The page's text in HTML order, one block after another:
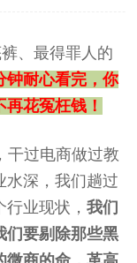
、最得罪人的
钟耐心看完，你
花冤枉钱！
过电商做过教
水深，我们趟过
行业现状，我们
们要剔除那些黑